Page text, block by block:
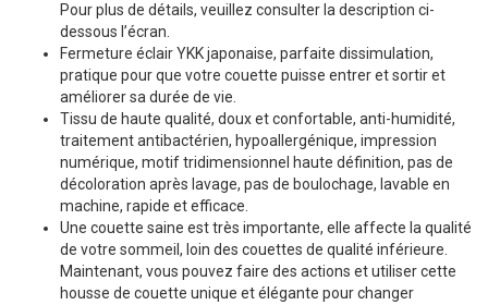
Pour plus de détails, veuillez consulter la description ci-
dessous l’écran.
Fermeture éclair YKK japonaise, parfaite dissimulation,
pratique pour que votre couette puisse entrer et sortir et
améliorer sa durée de vie.
Tissu de haute qualité, doux et confortable, anti-humidité,
traitement antibactérien, hypoallergénique, impression
numérique, motif tridimensionnel haute définition, pas de
décoloration après lavage, pas de boulochage, lavable en
machine, rapide et efficace.
Une couette saine est très importante, elle affecte la qualité
de votre sommeil, loin des couettes de qualité inférieure.
Maintenant, vous pouvez faire des actions et utiliser cette
housse de couette unique et élégante pour changer